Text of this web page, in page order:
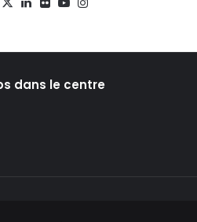
Fa
X
Lin Fli Yo
dans le centre